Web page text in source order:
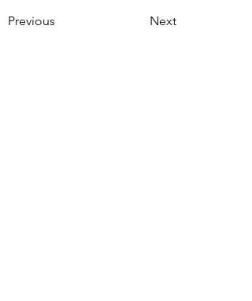
Previous Next